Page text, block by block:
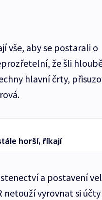
vše, aby se postarali o
že šli
hlavní črty,
horší, říkají
a postavení
netouží vyrovnat si účty